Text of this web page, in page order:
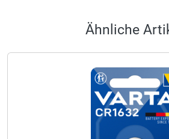
Ähnliche